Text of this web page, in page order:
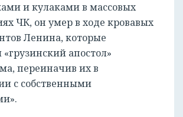
и кулаками в массовых
ЧК, он умер в ходе кровавых
Ленина, которые
апостол»
переиначив их в
с собственными